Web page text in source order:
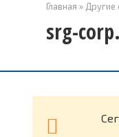
Главная » Другие
srg-